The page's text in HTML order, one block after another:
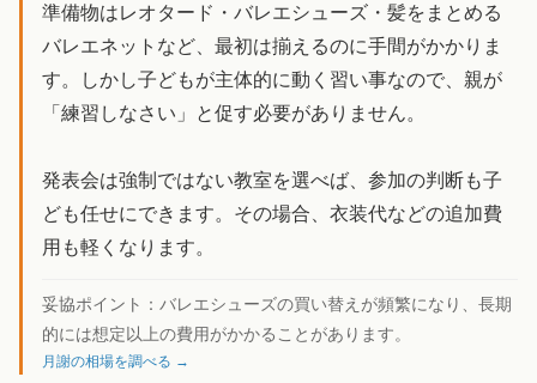
準備物はレオタード・バレエシューズ・髪をまとめる
バレエネットなど、最初は揃えるのに手間がかかりま
す。しかし子どもが主体的に動く習い事なので、親が
「練習しなさい」と促す必要がありません。
発表会は強制ではない教室を選べば、参加の判断も子
ども任せにできます。その場合、衣装代などの追加費
用も軽くなります。
妥協ポイント： バレエシューズの買い替えが頻繁になり、長期
的には想定以上の費用がかかることがあります。
月謝の相場を調べる →